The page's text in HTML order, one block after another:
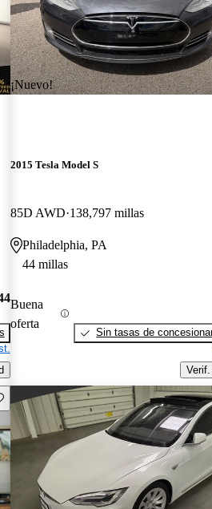
¡Nuevo!
2015 Tesla Model S
85D AWD 138,797 millas
Philadelphia, PA
44 millas
Buena
oferta
Sin tasas de
este Aviso